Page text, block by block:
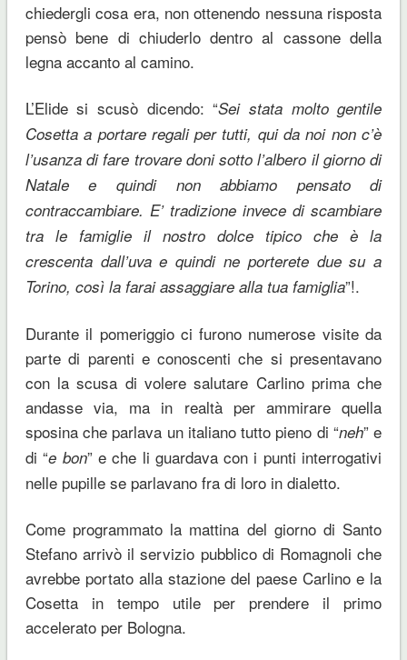
chiedergli cosa era, non ottenendo nessuna risposta
pensò bene di chiuderlo dentro al cassone della
legna accanto al camino.
L’Elide si scusò dicendo: “Sei stata molto gentile
Cosetta a portare regali per tutti, qui da noi non c’è
l’usanza di fare trovare doni sotto l’albero il giorno di
Natale e quindi non abbiamo pensato di
contraccambiare. E’ tradizione invece di scambiare
tra le famiglie il nostro dolce tipico che è la
crescenta dall’uva e quindi ne porterete due su a
Torino, così la farai assaggiare alla tua famiglia”!.
Durante il pomeriggio ci furono numerose visite da
parte di parenti e conoscenti che si presentavano
con la scusa di volere salutare Carlino prima che
andasse via, ma in realtà per ammirare quella
sposina che parlava un italiano tutto pieno di “neh” e
di “e bon” e che li guardava con i punti interrogativi
nelle pupille se parlavano fra di loro in dialetto.
Come programmato la mattina del giorno di Santo
Stefano arrivò il servizio pubblico di Romagnoli che
avrebbe portato alla stazione del paese Carlino e la
Cosetta in tempo utile per prendere il primo
accelerato per Bologna.